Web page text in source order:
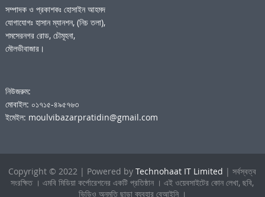
সম্পাদক ও প্রকাশকঃ হোসাইন আহমদ
যোগাযোগঃ হাসান ম্যানশন, (নিচ তলা),
শমসেরনগর রোড, চৌমূহনা,
মৌলভীবাজার।
নিউজরুম:
মোবাইল: ০১৭১৫-৪৯৫৭৬৩
ইমেইল: moulvibazarpratidin@gmail.com
Copyright © 2022 | Powered byTechnohaat IT Limited | সর্বস্বত্ব
সংরক্ষিত । এমবি মিডিয়া কর্পোরেশনের একটি প্রতিষ্ঠান । এই ওয়েবসাইটের কোন লেখা, ছবি,
ভিডিও অনুমতি ছাড়া ব্যবহার বেআইনি ।